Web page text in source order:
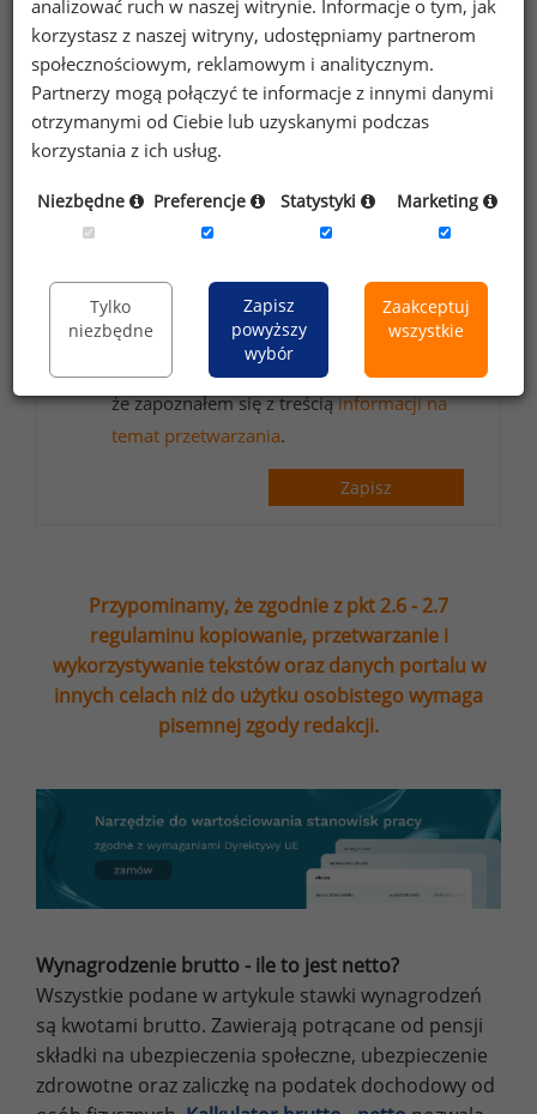
Zapisz się do newslettera!
Wyrażam zgodę na przetwarzanie moich
formularzu przez Sedlak&Sedlak sp. z o.o.
sp. k. w celu otrzymywania bezpłatnego
Wyrażam zgodę na przesyłanie na podany
adres e-mail ofert handlowych oraz
informacji marketingowych. Oświadczam,
że zapoznałem się z treściąinformacji na
temat przetwarzania.
Zapisz
Przypominamy, że zgodnie z pkt 2.6 - 2.7
regulaminu kopiowanie, przetwarzanie i
wykorzystywanie tekstów oraz danych portalu w
innych celach niż do użytku osobistego wymaga
pisemnej zgody redakcji.
Wynagrodzenie brutto - ile to jest netto?
Wszystkie podane w artykule stawki wynagrodzeń
są kwotami brutto. Zawierają potrącane od pensji
składki na ubezpieczenia społeczne, ubezpieczenie
zdrowotne oraz zaliczkę na podatek dochodowy od
analizować ruch w naszej witrynie. Informacje o tym, jak
korzystasz z naszej witryny, udostępniamy partnerom
społecznościowym, reklamowym i analitycznym.
Partnerzy mogą połączyć te informacje z innymi danymi
otrzymanymi od Ciebie lub uzyskanymi podczas
korzystania z ich usług.
Niezbędne Preferencje Statystyki Marketing
Tylko
niezbędne
Zapisz
powyższy
wybór
Zaakceptuj
wszystkie